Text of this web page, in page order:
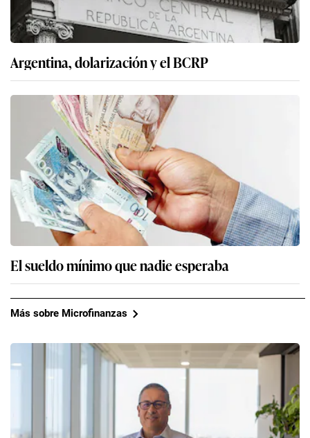
Argentina, dolarización y el BCRP
El sueldo mínimo que nadie esperaba
Más sobre Microfinanzas